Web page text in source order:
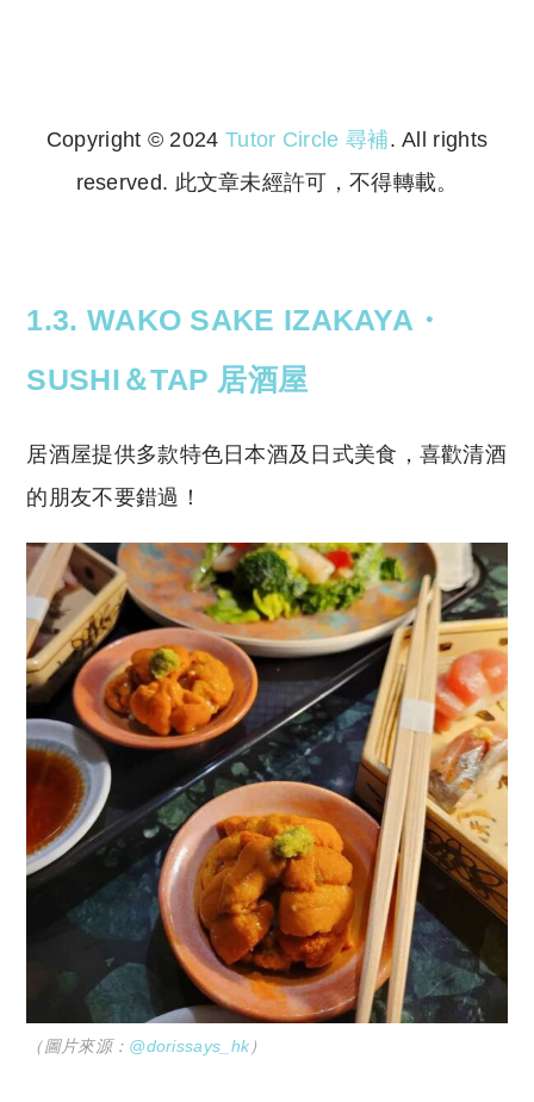
Copyright © 2024 Tutor Circle 尋補. All rights
reserved. 此文章未經許可，不得轉載。
1.3. WAKO SAKE IZAKAYA・
SUSHI＆TAP 居酒屋
居酒屋提供多款特色日本酒及日式美食，喜歡清酒
的朋友不要錯過！
（圖片來源： @dorissays_hk ）